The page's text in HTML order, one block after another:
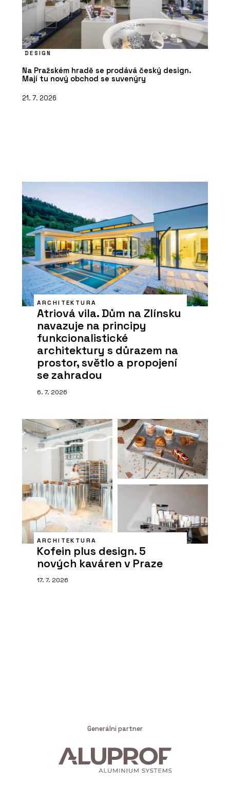
DESIGN
Na Pražském hradě se prodává český design.
Mají tu nový obchod se suvenýry
21. 7. 2026
ARCHITEKTURA
Atriová vila. Dům na Zlínsku
navazuje na principy
funkcionalistické
architektury s důrazem na
prostor, světlo a propojení
se zahradou
6. 7. 2026
ARCHITEKTURA
Kofein plus design. 5
nových kaváren v Praze
17. 7. 2026
Generální partner